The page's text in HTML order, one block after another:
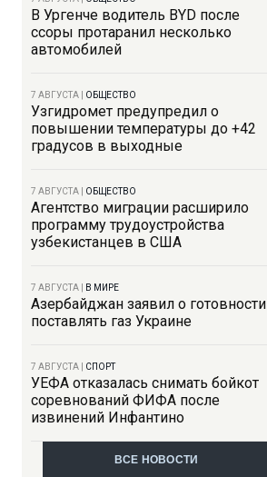
В Ургенче водитель BYD после
ссоры протаранил несколько
автомобилей
7 АВГУСТА ОБЩЕСТВО
Узгидромет предупредил о
повышении температуры до +42
градусов в выходные
7 АВГУСТА ОБЩЕСТВО
Агентство миграции расширило
программу трудоустройства
узбекистанцев в США
7 АВГУСТА В МИРЕ
Азербайджан заявил о готовности
поставлять газ Украине
7 АВГУСТА СПОРТ
УЕФА отказалась снимать бойкот
соревнований ФИФА после
извинений Инфантино
ВСЕ НОВОСТИ